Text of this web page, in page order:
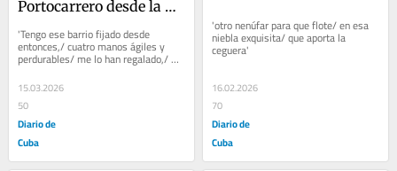
Portocarrero desde la
Pérez
'Tengo ese barrio fijado desde
entonces,/ cuatro manos ágiles y
perdurables/ me lo han regalado,/
ningún fundamentalismo lo deteriora'
15.03.2026
50
Diario de
Cuba
'otro nenúfar para que flote/ en esa
niebla exquisita/ que aporta la
ceguera'
16.02.2026
70
Diario de
Cuba